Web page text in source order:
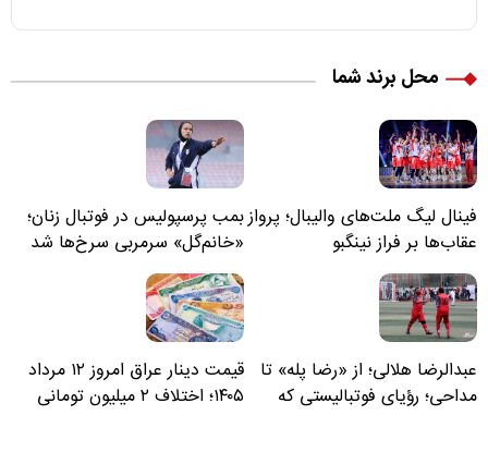
محل برند شما
فینال لیگ ملت‌های والیبال؛ پرواز
عقاب‌ها بر فراز نینگبو
بمب پرسپولیس در فوتبال زنان؛
«خانم‌گل» سرمربی سرخ‌ها شد
عبدالرضا هلالی؛ از «رضا پله» تا
مداحی؛ رؤیای فوتبالیستی که
قیمت دینار عراق امروز ۱۲ مرداد
۱۴۰۵؛ اختلاف ۲ میلیون تومانی